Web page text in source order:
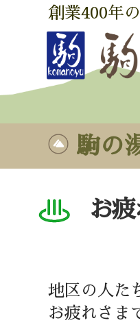
創業400年
駒の
お
地区の人た
お疲れさま